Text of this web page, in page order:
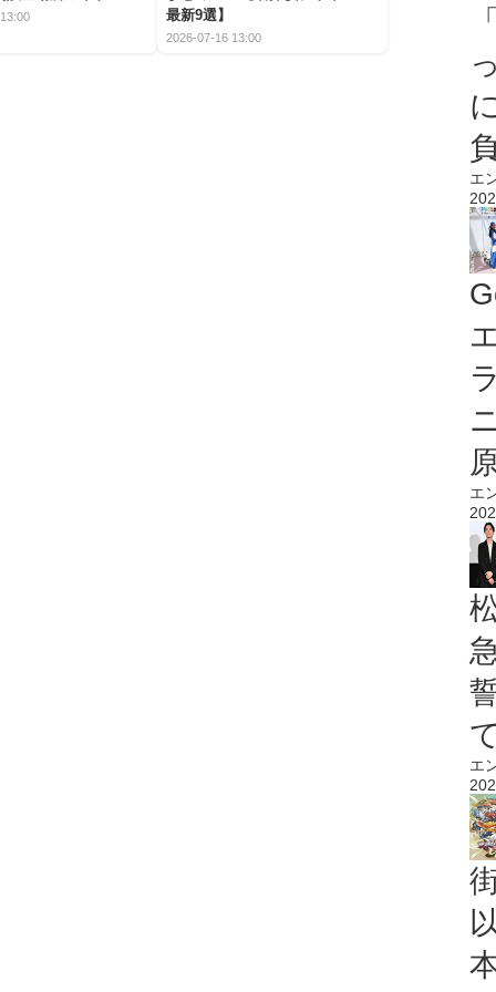
最新9選】
2026-07-16 13:00
エ
エ
エ